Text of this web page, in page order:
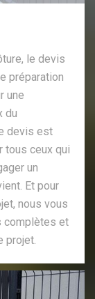
le devis
préparation
une
du
devis est
tous ceux qui
un
Et pour
nous vous
complètes et
projet.